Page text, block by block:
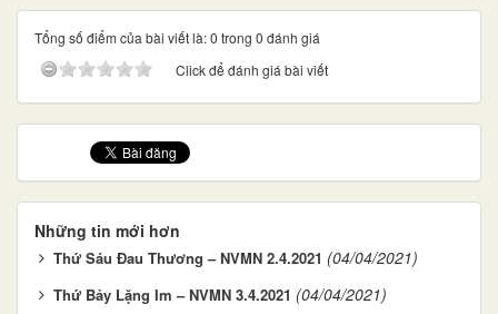
Tổng số điểm của bài viết là: 0 trong 0 đánh giá
Click để đánh giá bài viết
Những tin mới hơn
Thứ Sáu Đau Thương – NVMN 2.4.2021 (04/04/2021)
Thứ Bảy Lặng Im – NVMN 3.4.2021 (04/04/2021)